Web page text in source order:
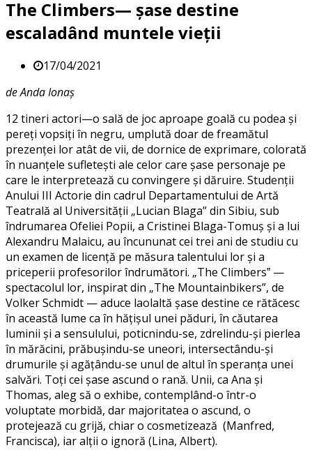
The Climbers— șase destine
escaladând muntele vieții
17/04/2021
de Anda Ionaș
12 tineri actori—o sală de joc aproape goală cu podea și
pereți vopsiți în negru, umplută doar de freamătul
prezenței lor atât de vii, de dornice de exprimare, colorată
în nuanțele sufletești ale celor care șase personaje pe
care le interpretează cu convingere și dăruire. Studenții
Anului III Actorie din cadrul Departamentului de Artă
Teatrală al Universității „Lucian Blaga” din Sibiu, sub
îndrumarea Ofeliei Popii, a Cristinei Blaga-Tomuș și a lui
Alexandru Malaicu, au încununat cei trei ani de studiu cu
un examen de licență pe măsura talentului lor și a
priceperii profesorilor îndrumători. „The Climbersˮ —
spectacolul lor, inspirat din „The Mountainbikers”, de
Volker Schmidt — aduce laolaltă șase destine ce rătăcesc
în această lume ca în hățișul unei păduri, în căutarea
luminii și a sensulului, poticnindu-se, zdrelindu-și pierlea
în mărăcini, prăbușindu-se uneori, intersectându-și
drumurile și agățându-se unul de altul în speranța unei
salvări. Toți cei șase ascund o rană. Unii, ca Ana și
Thomas, aleg să o exhibe, contemplând-o într-o
voluptate morbidă, dar majoritatea o ascund, o
protejează cu grijă, chiar o cosmetizează (Manfred,
Francisca), iar alții o ignoră (Lina, Albert).